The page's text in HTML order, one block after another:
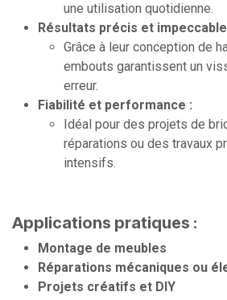
une utilisation quotidienne.
Résultats précis et
Grâce à leur conception de
embouts garantissent un
erreur.
Fiabilité et performance :
Idéal pour des projets de
réparations ou des travaux
intensifs.
Applications pratiques :
Montage de meubles
Réparations mécaniques ou
Projets créatifs et DIY